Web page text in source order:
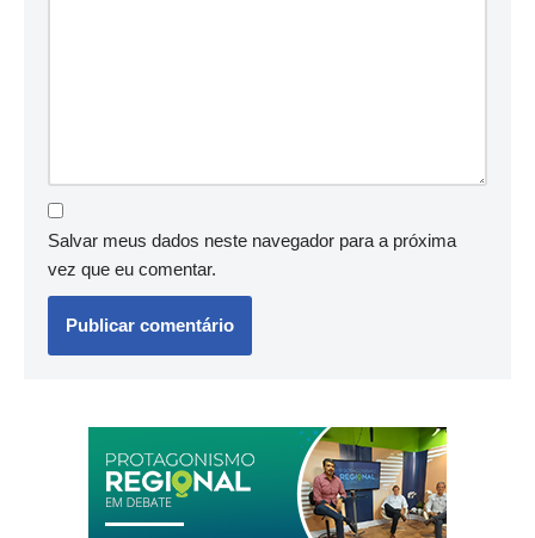
Salvar meus dados neste navegador para a próxima
vez que eu comentar.